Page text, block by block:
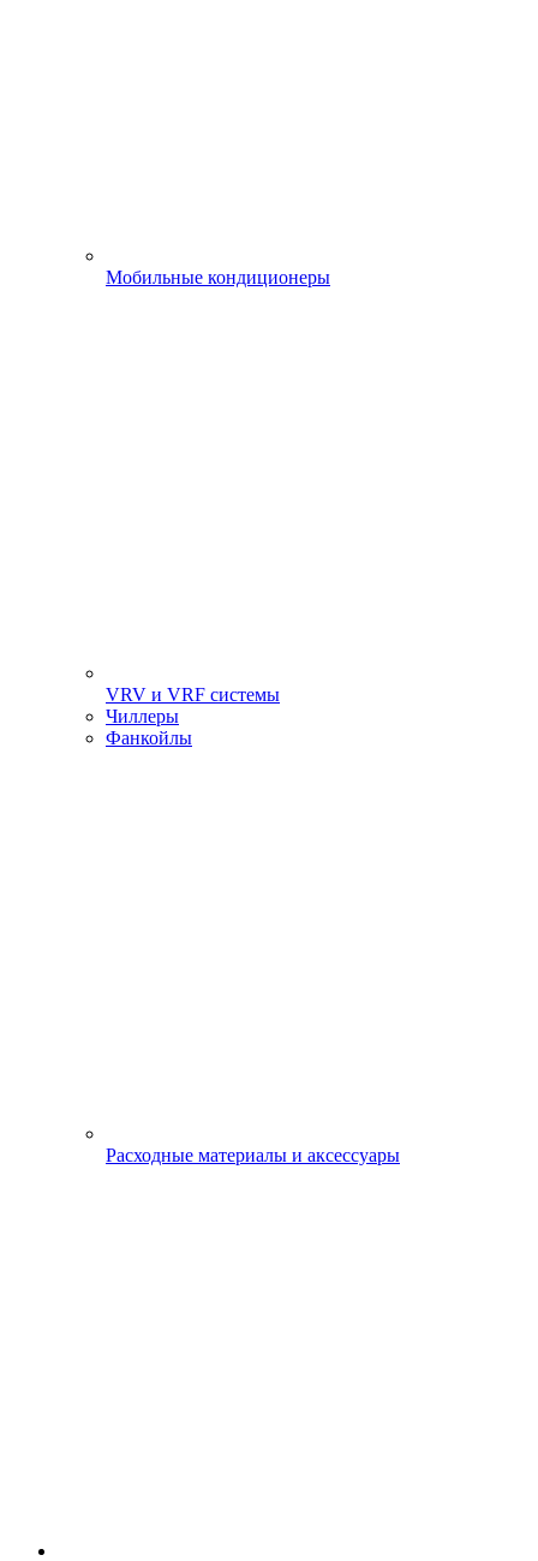
Мобильные кондиционеры
VRV и VRF системы
Чиллеры
Фанкойлы
Расходные материалы и аксессуары